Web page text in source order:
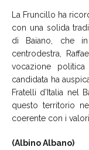
La Fruncillo ha
con una solida
di Baiano, che
centrodestra,
vocazione
candidata ha
Fratelli d’Italia nel
questo territorio
coerente con i
(Albino Albano)